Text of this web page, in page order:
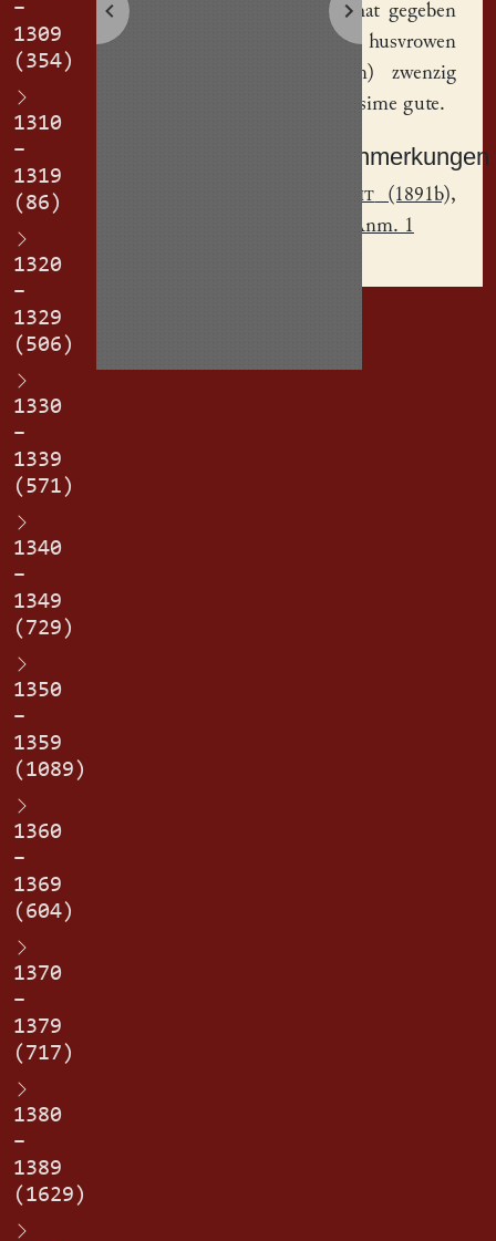
–
1309
(354)
1310
–
1319
(86)
1320
–
1329
(506)
1330
–
1339
(571)
1340
–
1349
(729)
1350
–
1359
(1089)
1360
–
1369
(604)
1370
–
1379
(717)
1380
–
1389
(1629)
eydem, hat gegeben
siner husvrowen
Osanne(n) zwenzig
marg an sime gute.
Sachanmerkungen
Jecht (1891b),
S. 227, Anm. 1